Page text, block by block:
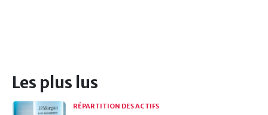
Les plus lus
RÉPARTITION DES ACTIFS